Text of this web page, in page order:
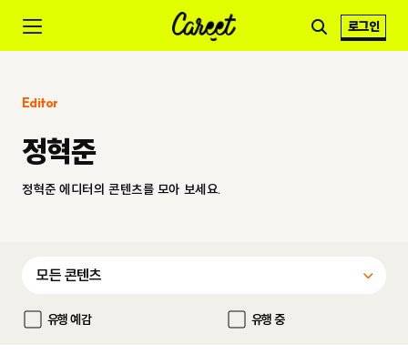
로그인
Editor
정혁준
정혁준 에디터의 콘텐츠를 모아 보세요.
유행 예감 유행 중